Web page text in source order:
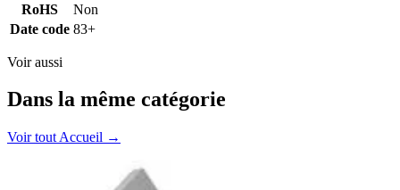
RoHS
Non
Date code 83+
Voir aussi
Dans la même catégorie
Voir tout Accueil →